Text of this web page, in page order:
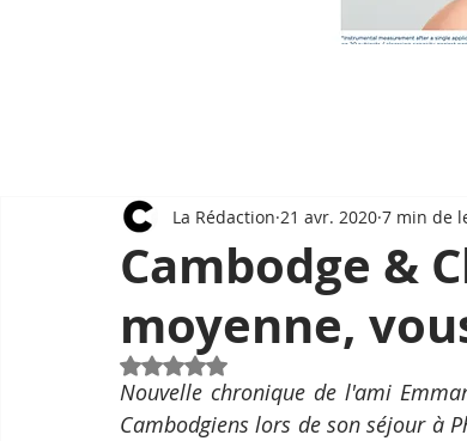
Cambodge &
moyenne,
La Rédaction 21 avr. 2020 7 min de
Noté NaN étoiles sur 5.
Nouvelle chronique de l'ami
Cambodgiens lors de son séjour à